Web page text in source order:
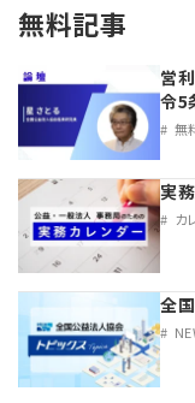
無料記事
営
令5
無
実
カ
全